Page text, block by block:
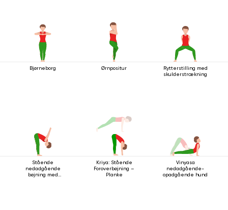
Bjørneborg Ørnpositur
Rytterstilling med
skulderstrækning
Stående
nedadgående
bøjning med
Kriya: Stående
Foroverbøjning –
Planke
Vinyasa
nedadgående-
opadgående hund